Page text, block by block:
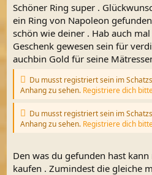
:
Schöner Ring super .
ein Ring von Napoleon
schön wie deiner . Hab auch
Geschenk gewesen sein für
auchbin Gold für seine
Du musst registriert sein im
Anhang zu sehen. Registriere dich
Du musst registriert sein im
Anhang zu sehen. Registriere dich
Den was du gefunden hast
kaufen . Zumindest die gleiche